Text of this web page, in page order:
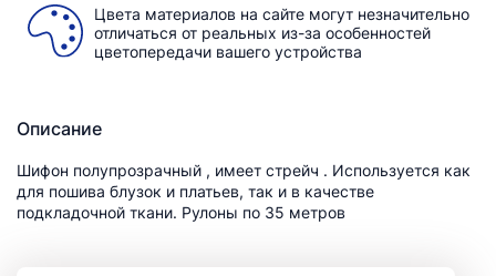
Цвета материалов на сайте могут незначительно
отличаться от реальных из-за особенностей
цветопередачи вашего устройства
Описание
Шифон полупрозрачный , имеет стрейч . Используется как
для пошива блузок и платьев, так и в качестве
подкладочной ткани. Рулоны по 35 метров